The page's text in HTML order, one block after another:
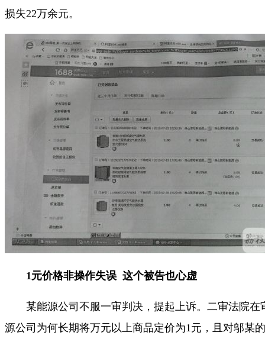
损失22万余元。
1元价格非操作失误 这个被告也心虚
某能源公司不服一审判决，提起上诉。二审法院在
源公司为何长期将万元以上商品定价为1元，且对邬某